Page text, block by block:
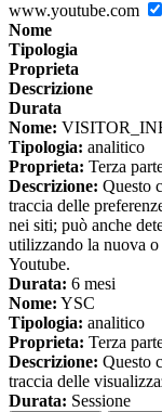
www.youtube.com
Nome
Tipologia
Proprieta
Descrizione
Durata
Nome:
Tipologia: analitico
Proprieta: Terza
Descrizione: Questo
traccia delle
nei siti; può anche
utilizzando la nuova
Youtube.
Durata: 6 mesi
Nome: YSC
Tipologia: analitico
Proprieta: Terza
Descrizione: Questo
traccia delle
Durata: Sessione